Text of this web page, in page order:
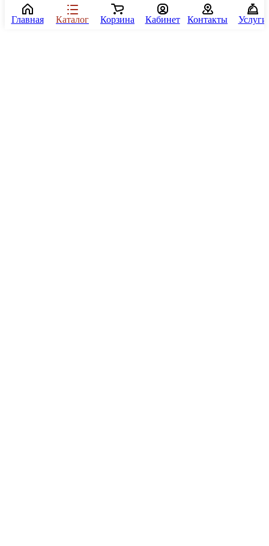
Главная Каталог Корзина Кабинет Контакты Услуги